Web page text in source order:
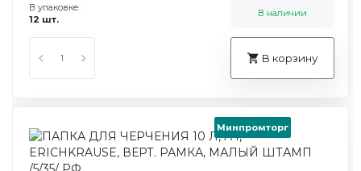
В упаковке:
12 шт.
В наличии
В корзину
Минпромторг